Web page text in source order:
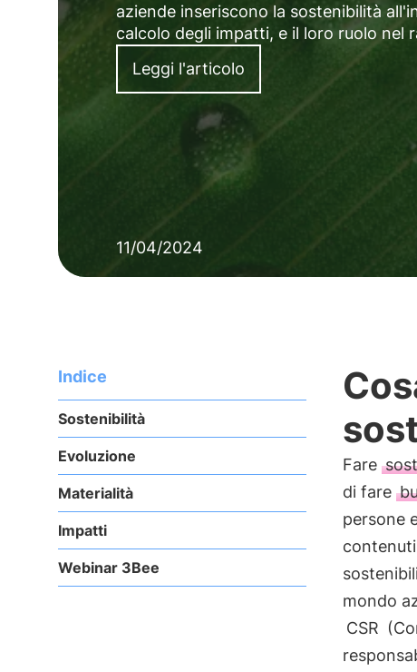
aziende inseriscono la sostenibilità
calcolo degli impatti, e il loro ruolo nel
Leggi l'articolo
11/04/2024
Indice
Sostenibilità
Evoluzione
Materialità
Impatti
Webinar 3Bee
Fare
di fare
persone
mondo
CSR